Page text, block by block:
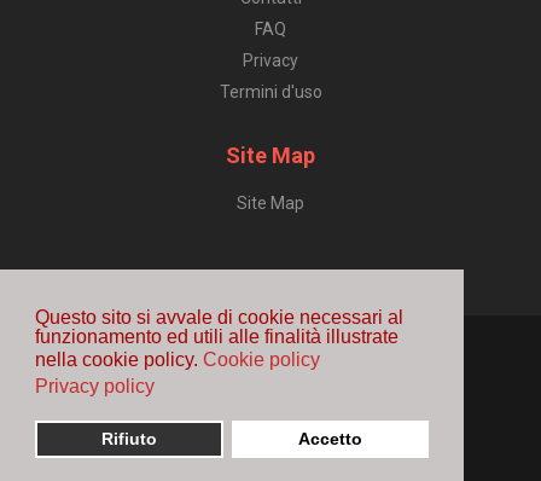
Questo sito si avvale di cookie necessari al
funzionamento ed utili alle finalità illustrate
nella cookie policy. Cookie policy
Privacy policy
Rifiuto Accetto
FAQ
Privacy
Termini d'uso
Site Map
Site Map
Copyright © 2016 FIF